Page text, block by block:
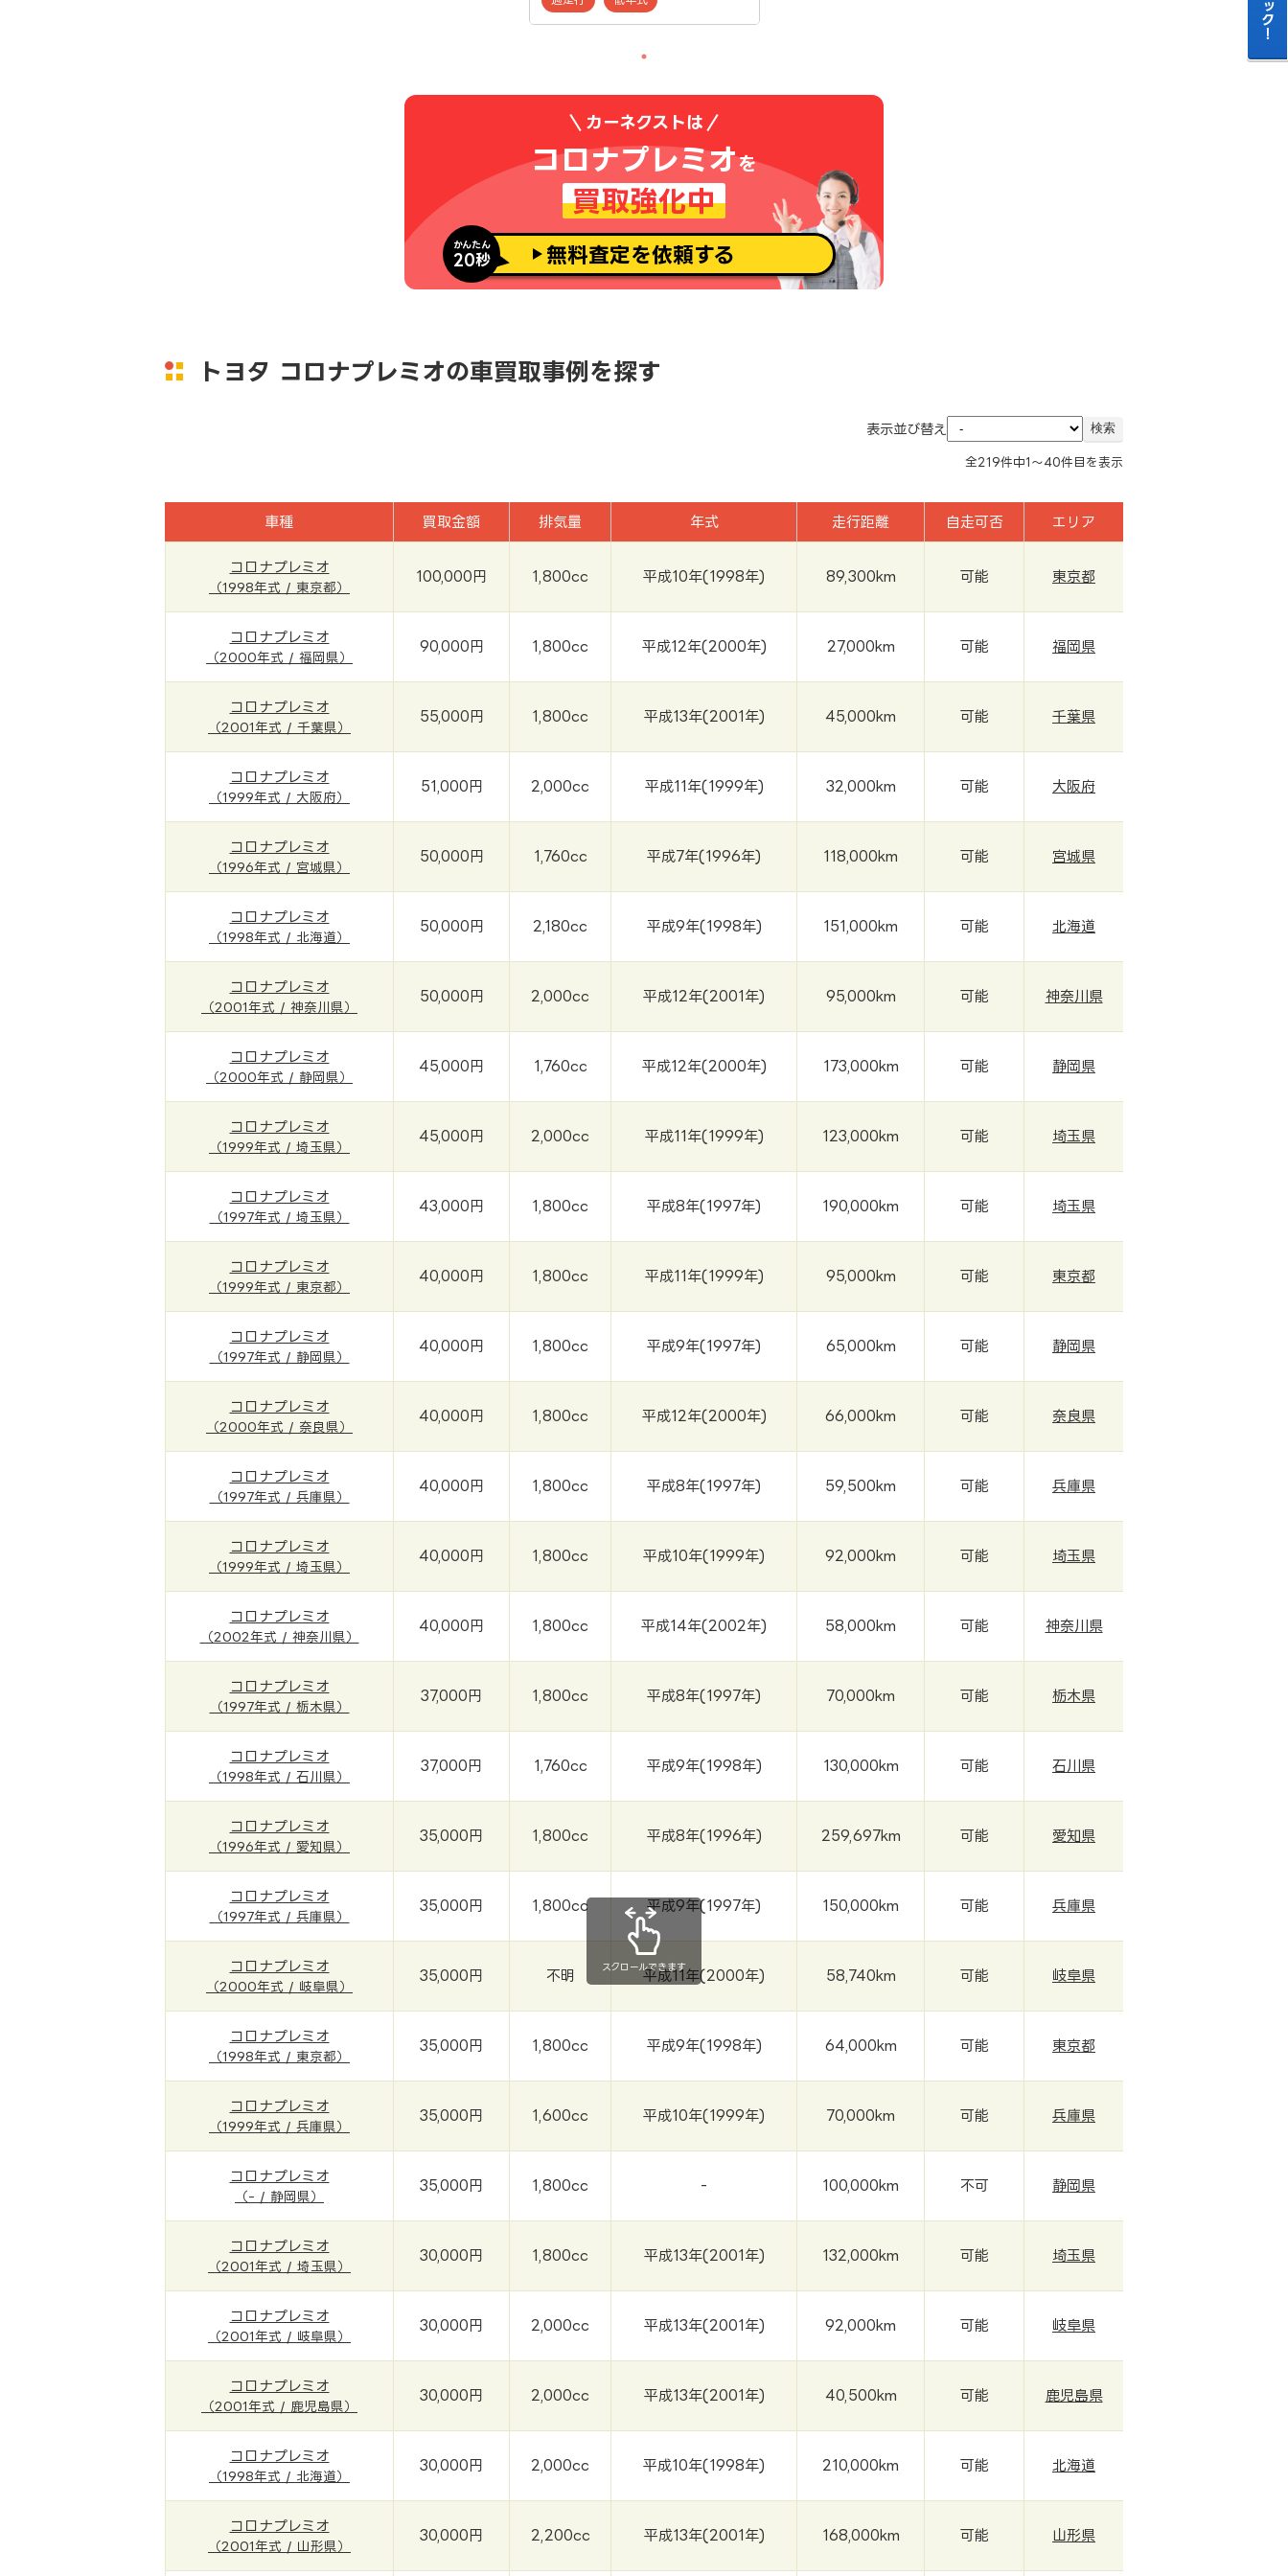
カーネクストは
コロナプレミオを
買取強化中
かんたん
20秒 無料査定を依頼する
トヨタ コロナプレミオの車買取事例を探す
表示並び替え
全219件中1～40件目を表示
車種 買取金額 排気量 年式 走行距離 自走可否 エリア
コロナプレミオ
（1998年式 / 東京都）
100,000円 1,800cc 平成10年(1998年) 89,300km 可能 東京都
コロナプレミオ
（2000年式 / 福岡県）
90,000円 1,800cc 平成12年(2000年) 27,000km 可能 福岡県
コロナプレミオ
（2001年式 / 千葉県）
55,000円 1,800cc 平成13年(2001年) 45,000km 可能 千葉県
コロナプレミオ
（1999年式 / 大阪府）
51,000円 2,000cc 平成11年(1999年) 32,000km 可能 大阪府
コロナプレミオ
（1996年式 / 宮城県）
50,000円 1,760cc 平成7年(1996年) 118,000km 可能 宮城県
コロナプレミオ
（1998年式 / 北海道）
50,000円 2,180cc 平成9年(1998年) 151,000km 可能 北海道
コロナプレミオ
（2001年式 / 神奈川県）
50,000円 2,000cc 平成12年(2001年) 95,000km 可能 神奈川県
コロナプレミオ
（2000年式 / 静岡県）
45,000円 1,760cc 平成12年(2000年) 173,000km 可能 静岡県
コロナプレミオ
（1999年式 / 埼玉県）
45,000円 2,000cc 平成11年(1999年) 123,000km 可能 埼玉県
コロナプレミオ
（1997年式 / 埼玉県）
43,000円 1,800cc 平成8年(1997年) 190,000km 可能 埼玉県
コロナプレミオ
（1999年式 / 東京都）
40,000円 1,800cc 平成11年(1999年) 95,000km 可能 東京都
コロナプレミオ
（1997年式 / 静岡県）
40,000円 1,800cc 平成9年(1997年) 65,000km 可能 静岡県
コロナプレミオ
（2000年式 / 奈良県）
40,000円 1,800cc 平成12年(2000年) 66,000km 可能 奈良県
コロナプレミオ
（1997年式 / 兵庫県）
40,000円 1,800cc 平成8年(1997年) 59,500km 可能 兵庫県
コロナプレミオ
（1999年式 / 埼玉県）
40,000円 1,800cc 平成10年(1999年) 92,000km 可能 埼玉県
コロナプレミオ
（2002年式 / 神奈川県）
40,000円 1,800cc 平成14年(2002年) 58,000km 可能 神奈川県
コロナプレミオ
（1997年式 / 栃木県）
37,000円 1,800cc 平成8年(1997年) 70,000km 可能 栃木県
コロナプレミオ
（1998年式 / 石川県）
37,000円 1,760cc 平成9年(1998年) 130,000km 可能 石川県
コロナプレミオ
（1996年式 / 愛知県）
35,000円 1,800cc 平成8年(1996年) 259,697km 可能 愛知県
コロナプレミオ
（1997年式 / 兵庫県）
35,000円 1,800cc 平成9年(1997年) 150,000km 可能 兵庫県
コロナプレミオ
（2000年式 / 岐阜県）
35,000円 不明 平成11年(2000年) 58,740km 可能 岐阜県
コロナプレミオ
（1998年式 / 東京都）
35,000円 1,800cc 平成9年(1998年) 64,000km 可能 東京都
コロナプレミオ
（1999年式 / 兵庫県）
35,000円 1,600cc 平成10年(1999年) 70,000km 可能 兵庫県
コロナプレミオ
（- / 静岡県）
35,000円 1,800cc - 100,000km 不可 静岡県
コロナプレミオ
（2001年式 / 埼玉県）
30,000円 1,800cc 平成13年(2001年) 132,000km 可能 埼玉県
コロナプレミオ
（2001年式 / 岐阜県）
30,000円 2,000cc 平成13年(2001年) 92,000km 可能 岐阜県
コロナプレミオ
（2001年式 / 鹿児島県）
30,000円 2,000cc 平成13年(2001年) 40,500km 可能 鹿児島県
コロナプレミオ
（1998年式 / 北海道）
30,000円 2,000cc 平成10年(1998年) 210,000km 可能 北海道
コロナプレミオ
（2001年式 / 山形県）
30,000円 2,200cc 平成13年(2001年) 168,000km 可能 山形県
スクロールできます